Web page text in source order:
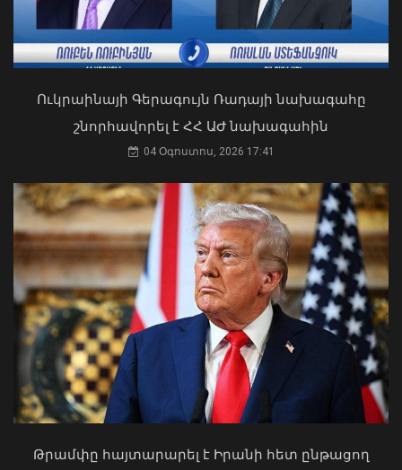
Իրանի գերագույն և հոգևոր
հանդիպել են
09 Օգոստոս, 2026 20:21
Դուք 5 տարի ինձնից փախած եք ման
եկել. Կոնջորյանը՝ «Հայաստան»
04 Օգոստոս, 2026 15:53
Ուկրաինայի Գերագույն Ռադայի նախագահը
շնորհավորել է ՀՀ ԱԺ նախագահին
04 Օգոստոս, 2026 17:41
Թրամփը հայտարարել է Իրանի հետ ընթացող